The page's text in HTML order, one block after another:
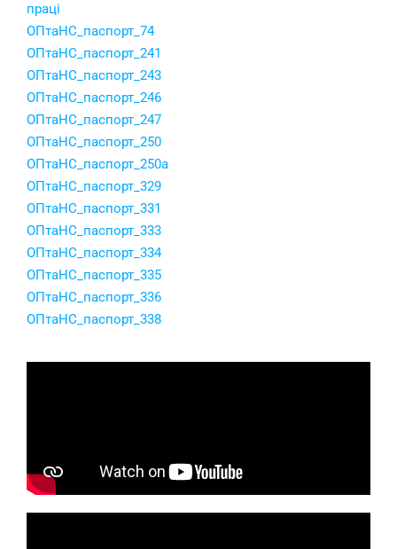
праці
ОПтаНС_паспорт_74
ОПтаНС_паспорт_241
ОПтаНС_паспорт_243
ОПтаНС_паспорт_246
ОПтаНС_паспорт_247
ОПтаНС_паспорт_250
ОПтаНС_паспорт_250a
ОПтаНС_паспорт_329
ОПтаНС_паспорт_331
ОПтаНС_паспорт_333
ОПтаНС_паспорт_334
ОПтаНС_паспорт_335
ОПтаНС_паспорт_336
ОПтаНС_паспорт_338